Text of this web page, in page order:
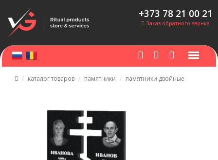
+373 78 21 00 21
Заказ обратного звонка
каталог товаров памятники памятники двойные